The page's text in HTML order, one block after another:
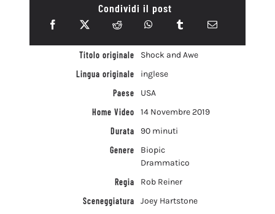
Condividi il post
Titolo originale
Shock and Awe
Lingua originale
inglese
Paese
USA
Home Video
14 Novembre 2019
Durata
90 minuti
Genere
Biopic
Drammatico
Regia
Rob Reiner
Sceneggiatura
Joey Hartstone